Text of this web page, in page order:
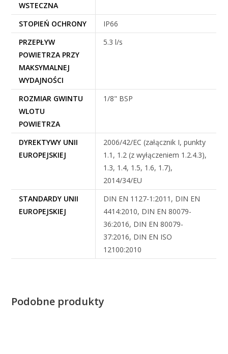
WSTECZNA
STOPIEŃ OCHRONY
IP66
PRZEPŁYW
POWIETRZA PRZY
MAKSYMALNEJ
WYDAJNOŚCI
5.3 l/s
ROZMIAR GWINTU
WLOTU
POWIETRZA
1/8" BSP
DYREKTYWY UNII
EUROPEJSKIEJ
2006/42/EC (załącznik I, punkty
1.1, 1.2 (z wyłączeniem 1.2.4.3),
1.3, 1.4, 1.5, 1.6, 1.7),
2014/34/EU
STANDARDY UNII
EUROPEJSKIEJ
DIN EN 1127-1:2011, DIN EN
4414:2010, DIN EN 80079-
36:2016, DIN EN 80079-
37:2016, DIN EN ISO
12100:2010
Podobne produkty